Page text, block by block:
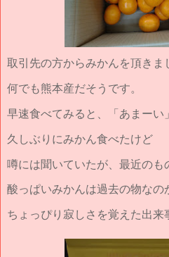
取引先の方からみかんを頂きま
何でも熊本産だそうです。
早速食べてみると、「あまーい
久しぶりにみかん食べたけど
噂には聞いていたが、最近の
酸っぱいみかんは過去の物なの
ちょっぴり寂しさを覚えた出来